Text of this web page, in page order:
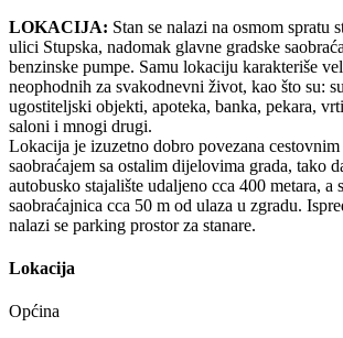
LOKACIJA: Stan se nalazi na osmom spratu
ulici Stupska, nadomak glavne gradske
benzinske pumpe. Samu lokaciju karakteriše
neophodnih za svakodnevni život, kao što su:
ugostiteljski objekti, apoteka, banka, pekara,
saloni i mnogi drugi.
Lokacija je izuzetno dobro povezana
saobraćajem sa ostalim dijelovima grada, tako
autobusko stajalište udaljeno cca 400 metara, a
saobraćajnica cca 50 m od ulaza u zgradu.
nalazi se parking prostor za stanare.
Lokacija
Općina